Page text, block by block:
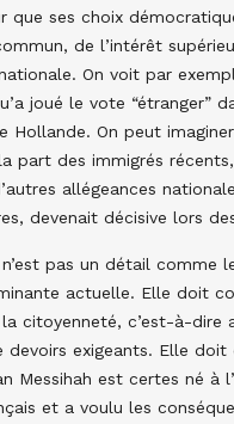
que ses choix
de l’intérêt
On voit par
joué le vote “étranger”
Hollande. On peut
part des immigrés
allégeances
devenait décisive lors
pas un détail comme
actuelle. Elle doit
citoyenneté, c’est-à-dire
devoirs exigeants. Elle
Messihah est certes né à
et a voulu les